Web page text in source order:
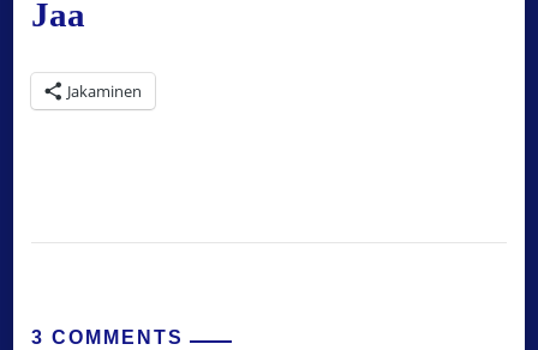
Jaa
Jakaminen
3 COMMENTS